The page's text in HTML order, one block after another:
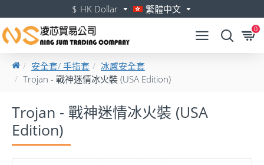
$ HK Dollar 繁體中文
0
安全套/ 手指套
冰感安全套
Trojan - 戰神迷情冰火裝 (USA Edition)
Trojan - 戰神迷情冰火裝 (USA
Edition)